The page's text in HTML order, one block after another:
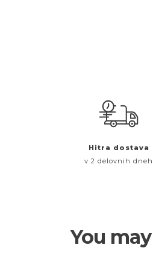
Hitra dostava
v 2 delovnih dneh
You